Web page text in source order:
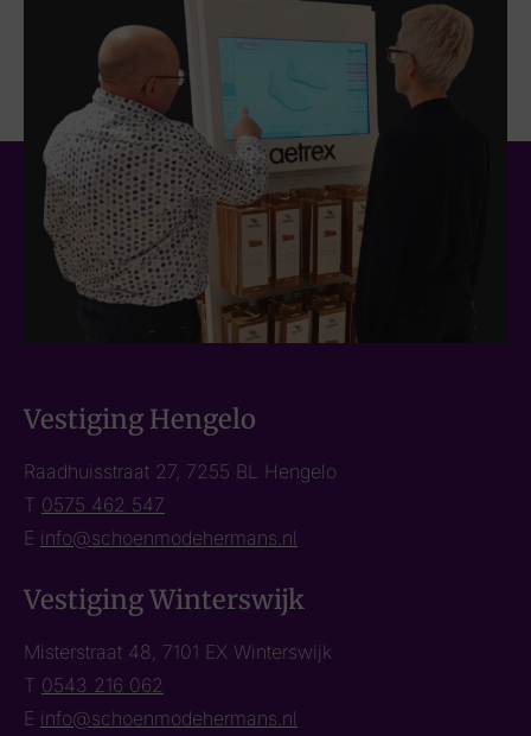
Vestiging Hengelo
Raadhuisstraat 27, 7255 BL Hengelo
T 0575 462 547
E info@schoenmodehermans.nl
Vestiging Winterswijk
Misterstraat 48, 7101 EX Winterswijk
T 0543 216 062
E info@schoenmodehermans.nl